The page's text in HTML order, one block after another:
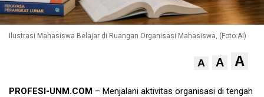
Ilustrasi Mahasiswa Belajar di Ruangan Organisasi Mahasiswa, (Foto:AI)
A A A
PROFESI-UNM.COM – Menjalani aktivitas organisasi di tengah